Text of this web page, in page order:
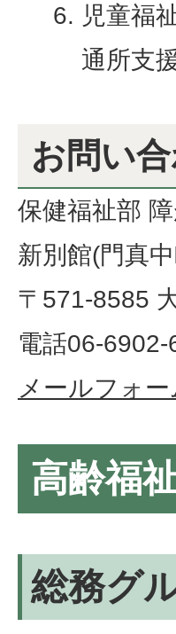
児童福
通所支
お問い
保健福祉部
新別館(門真
〒571-8585
電話06-6902-
メールフォ
高齢福
総務グ